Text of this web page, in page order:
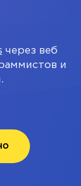
через веб
и